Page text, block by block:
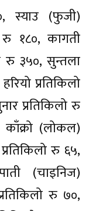
स्याउ (फुजी)
१८०, कागती
रु ३५०, सुन्तला
प्रतिकिलो
प्रतिकिलो रु
काँक्रो (लोकल)
रु ६५,
(चाइनिज)
रु ७०,